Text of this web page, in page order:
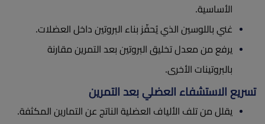
الأساسية.
غني باللوسين الذي يُحفّز بناء البروتين داخل العضلات.
يرفع من معدل تخليق البروتين بعد التمرين مقارنة
بالبروتينات الأخرى.
تسريع الاستشفاء العضلي بعد التمرين
يقلل من تلف الألياف العضلية الناتج عن التمارين المكثفة.